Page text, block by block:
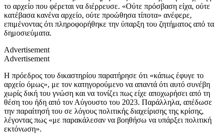
το αρχείο που φέρεται να διέρρευσε. «Ούτε πρόσβαση είχα, ούτε
κατέβασα κανένα αρχείο, ούτε προώθησα τίποτα» ανέφερε,
επιμένοντας ότι πληροφορήθηκε την ύπαρξη του ζητήματος από τα
δημοσιεύματα.
Advertisement
Advertisement
Η πρόεδρος του δικαστηρίου παρατήρησε ότι «κάπως έφυγε το
αρχείο όμως», με τον κατηγορούμενο να απαντά ότι αυτό συνέβη
χωρίς δική του γνώση και να τονίζει πως είχε αποχωρήσει από τη
θέση του ήδη από τον Αύγουστο του 2023. Παράλληλα, απέδωσε
την παραίτησή του σε λόγους πολιτικής διαχείρισης της κρίσης,
λέγοντας πως «με παρακάλεσαν να βοηθήσω να υπάρξει πολιτική
εκτόνωση».